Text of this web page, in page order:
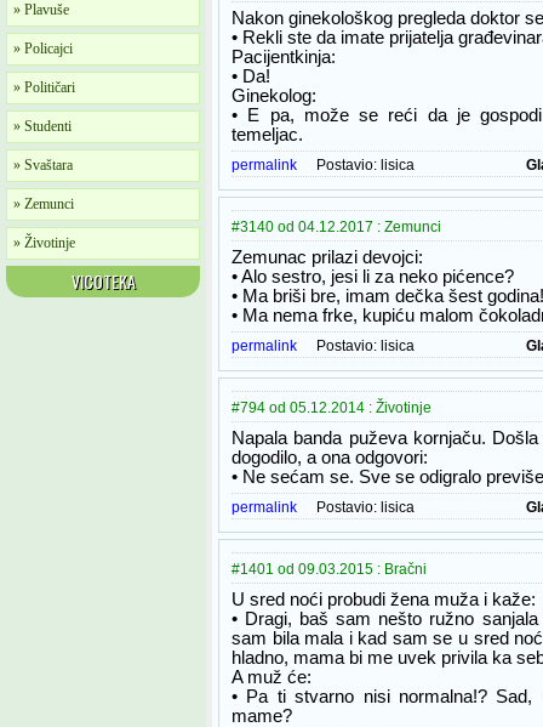
» Plavuše
» Policajci
» Političari
» Studenti
» Svaštara
» Zemunci
» Životinje
VICOTEKA
Nakon ginekološkog pregleda doktor
• Rekli ste da imate prijatelja
Pacijentkinja:
• Da!
Ginekolog:
• E pa, može se reći da je
temeljac.
permalink Postavio: lisica
#3140 od 04.12.2017 : Zemunci
Zemunac prilazi devojci:
• Alo sestro, jesi li za neko pićence?
• Ma briši bre, imam dečka šest godina!
• Ma nema frke, kupiću malom
permalink Postavio: lisica
#794 od 05.12.2014 : Životinje
Napala banda puževa kornjaču.
dogodilo, a ona odgovori:
• Ne sećam se. Sve se odigralo
permalink Postavio: lisica
#1401 od 09.03.2015 : Bračni
U sred noći probudi žena muža i kaže:
• Dragi, baš sam nešto ružno
sam bila mala i kad sam se u sred
hladno, mama bi me uvek privila ka
A muž će:
• Pa ti stvarno nisi normalna!?
mame?